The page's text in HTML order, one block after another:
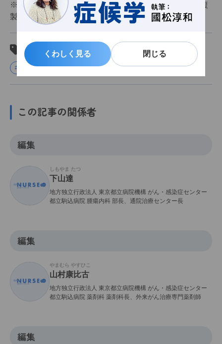
くわしく見る 閉じる
くわしく見る 閉じる
※当サイト内の文章・画像等の内容の無断転載および複
製等の行為を禁じます。
関連タグ
#がん #副作用 #抗がん剤 #薬物療法
この記事の関係者
編集
しもやま たつ
下山達
地方独立行政法人 東京都立病院機構 がん・感染症センター
都立駒込病院 腫瘍内科 部長、通院治療センター長
編集
やまむら やすひこ
山村康比古
地方独立行政法人 東京都立病院機構 がん・感染症センター
都立駒込病院 薬剤科 薬剤科長、外来がん治療専門薬剤師
編集